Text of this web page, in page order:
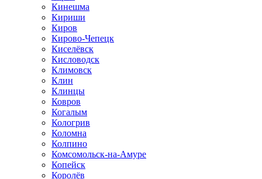
Кинешма
Кириши
Киров
Кирово-Чепецк
Киселёвск
Кисловодск
Климовск
Клин
Клинцы
Ковров
Когалым
Кологрив
Коломна
Колпино
Комсомольск-на-Амуре
Копейск
Королёв